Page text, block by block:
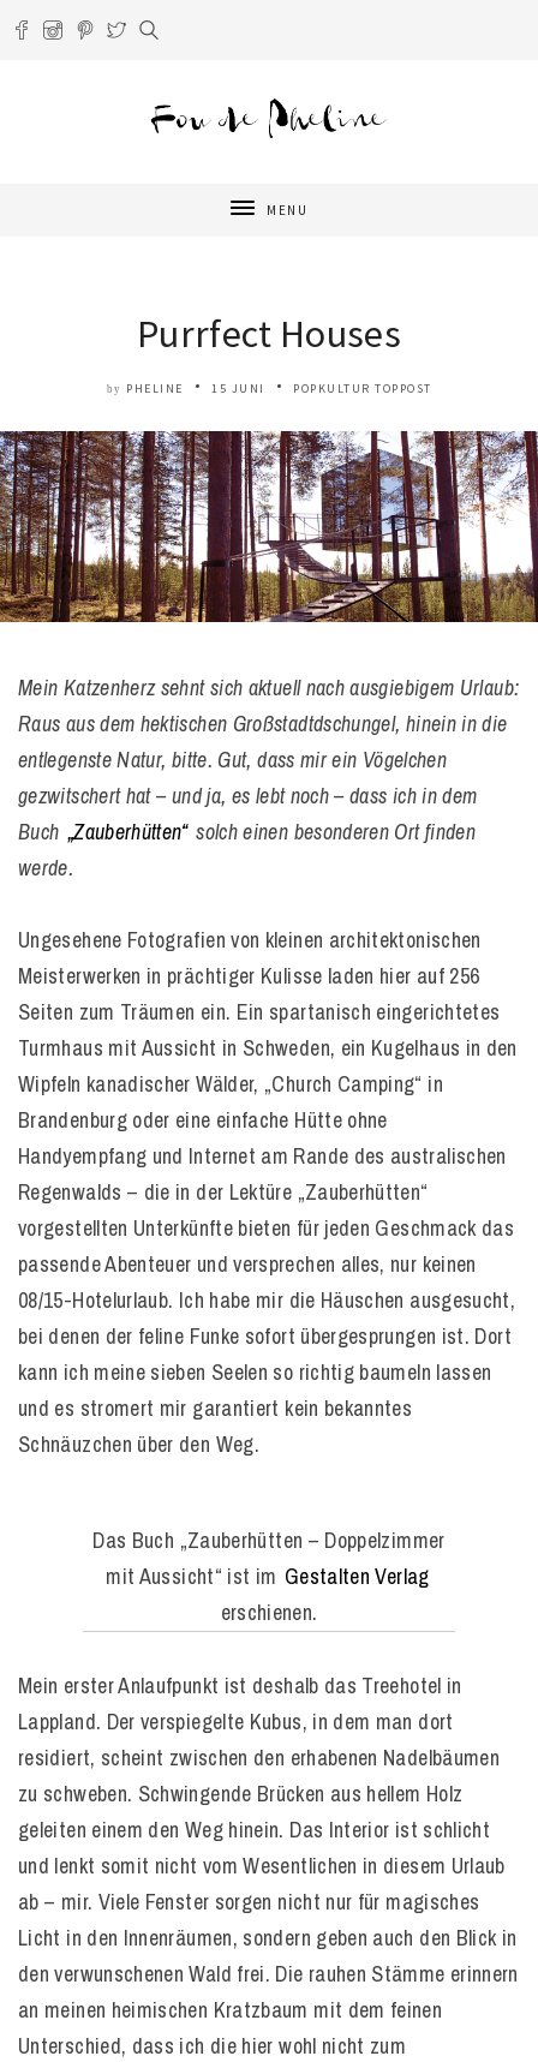
MENU
Purrfect Houses
by PHELINE 15 JUNI POPKULTUR TOPPOST
Mein Katzenherz sehnt sich aktuell nach ausgiebigem Urlaub:
Raus aus dem hektischen Großstadtdschungel, hinein in die
entlegenste Natur, bitte. Gut, dass mir ein Vögelchen
gezwitschert hat – und ja, es lebt noch – dass ich in dem
Buch „Zauberhütten“ solch einen besonderen Ort finden
werde.
Ungesehene Fotografien von kleinen architektonischen
Meisterwerken in prächtiger Kulisse laden hier auf 256
Seiten zum Träumen ein. Ein spartanisch eingerichtetes
Turmhaus mit Aussicht in Schweden, ein Kugelhaus in den
Wipfeln kanadischer Wälder, „Church Camping“ in
Brandenburg oder eine einfache Hütte ohne
Handyempfang und Internet am Rande des australischen
Regenwalds – die in der Lektüre „Zauberhütten“
vorgestellten Unterkünfte bieten für jeden Geschmack das
passende Abenteuer und versprechen alles, nur keinen
08/15-Hotelurlaub. Ich habe mir die Häuschen ausgesucht,
bei denen der feline Funke sofort übergesprungen ist. Dort
kann ich meine sieben Seelen so richtig baumeln lassen
und es stromert mir garantiert kein bekanntes
Schnäuzchen über den Weg.
Das Buch „Zauberhütten – Doppelzimmer
mit Aussicht“ ist im Gestalten Verlag
erschienen.
Mein erster Anlaufpunkt ist deshalb das Treehotel in
Lappland. Der verspiegelte Kubus, in dem man dort
residiert, scheint zwischen den erhabenen Nadelbäumen
zu schweben. Schwingende Brücken aus hellem Holz
geleiten einem den Weg hinein. Das Interior ist schlicht
und lenkt somit nicht vom Wesentlichen in diesem Urlaub
ab – mir. Viele Fenster sorgen nicht nur für magisches
Licht in den Innenräumen, sondern geben auch den Blick in
den verwunschenen Wald frei. Die rauhen Stämme erinnern
an meinen heimischen Kratzbaum mit dem feinen
Unterschied, dass ich die hier wohl nicht zum